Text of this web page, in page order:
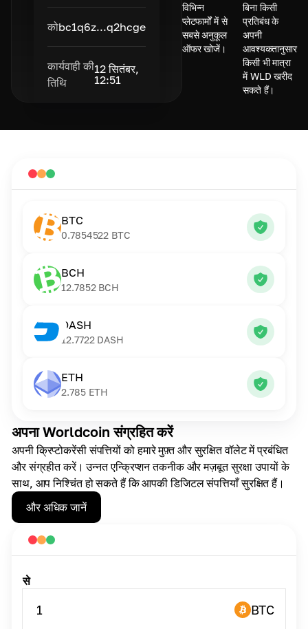
कोbc1q6z...q2hcge
कार्यवाही की
तिथि
12 सितंबर,
12:51
विभिन्न
प्लेटफार्मों में से
सबसे अनुकूल
ऑफर खोजें।
बिना किसी
प्रतिबंध के
अपनी
आवश्यकतानुसार
किसी भी मात्रा
में WLD खरीद
सकते हैं।
अपना Worldcoin संग्रहित करें
अपनी क्रिप्टोकरेंसी संपत्तियों को हमारे मुफ़्त और सुरक्षित वॉलेट में प्रबंधित
और संग्रहीत करें। उन्नत एन्क्रिप्शन तकनीक और मज़बूत सुरक्षा उपायों के
साथ, आप निश्चिंत हो सकते हैं कि आपकी डिजिटल संपत्तियाँ सुरक्षित हैं।
और अधिक जानें
BTC
0.7854522 BTC
BCH
12.7852 BCH
DASH
12.7722 DASH
ETH
2.785 ETH
से
1 BTC